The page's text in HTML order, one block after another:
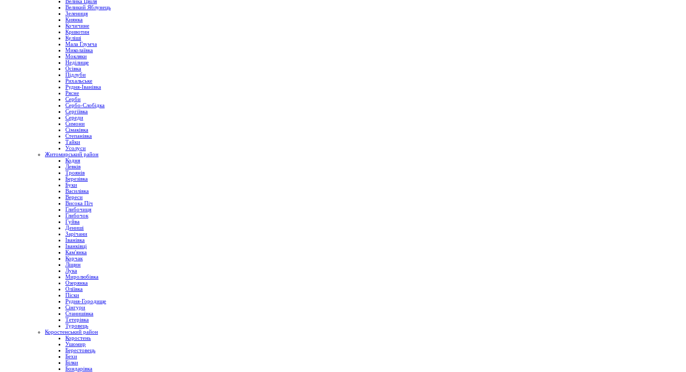
Велика Цвіля
Великий Яблунець
Зелениця
Киянка
Кочичине
Кривотин
Куліші
Мала Глумча
Миколаївка
Мокляки
Неділище
Осівка
Підлуби
Рихальське
Рудня-Іванівка
Рясне
Серби
Сербо-Слобідка
Сергіївка
Середи
Симони
Сімаківка
Степанівка
Тайки
Усолуси
Житомирський район
Кодня
Левків
Троянів
Березівка
Буки
Василівка
Вереси
Висока Піч
Глибочиця
Глибочок
Гуйва
Дениші
Зарічани
Іванівка
Іванківці
Кам'янка
Корчак
Ліщин
Лука
Миролюбівка
Озерянка
Оліївка
Піски
Рудня-Городище
Сінгури
Станишівка
Тетерівка
Туровець
Коростенський район
Коростень
Ушомир
Берестовець
Бехи
Білки
Бондарівка